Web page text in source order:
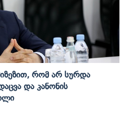
Რომ Არ Სურდა
Და Კანონის